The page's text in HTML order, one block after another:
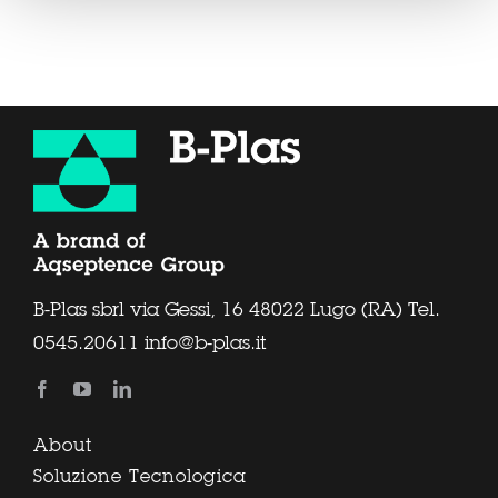
B-Plas sbrl via Gessi, 16 48022 Lugo (RA) Tel.
0545.20611 info@b-plas.it
About
Soluzione Tecnologica